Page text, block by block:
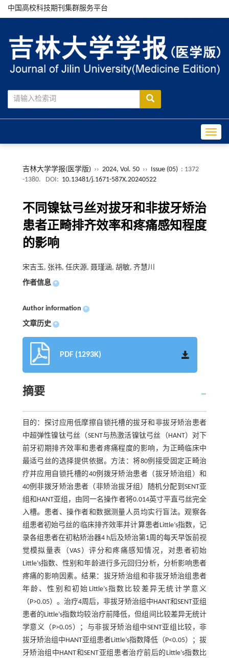
中国高校科技期刊集群服务平台
吉林大学学报(医学版) ›› 2024, Vol. 50 ›› Issue (05) : 1372
-1380.
DOI: 10.13481/j.1671-587X.20240522
不同镍钛弓丝对拔牙和非拔牙矫治
患者正畸排齐效率和疼痛感知程度
的影响
宋吉玉, 张祎, 任庆源, 聂瑾涵, 胡敏, 齐慧川
作者信息 +
Author information +
文章历史 +
PDF (1293K)
摘要
目的：探讨应用低摩擦自锁托槽的拔牙和非拔牙矫治患者
中超弹性镍钛弓丝（SENT与热激活镍钛弓丝（HANT）对下
前牙初期排齐效率和患者疼痛程度的影响，为正畸临床中
最适弓丝的选择提供依据。方法：将80例接受固定正畸治
疗并应用自锁托槽的40例拨牙矫治患者（拔牙矫治组）和
40例非拨牙矫治患者（非矫治拔牙组）随机分配到SENT亚
组和HANT亚组，由同一名操作者将0.014英寸平直弓丝完全
入槽。患者、操作者和数据测量人员均实行盲法。观察各
组患者初始弓丝的临床排齐效率并计算患者Little’s指数，记
录各组患者在初粘矫治器4 h后及矫治第1周的每天早饭前视
觉模拟量表（VAS）评分和疼痛感知情况，对患者初始
Little’s指数、性别和年龄进行多元回归分析，分析影响患者
疼痛的影响因素。结果：拔牙矫治组和非拔牙矫治组患者
年龄、性别和初始Little’s指数比较差异无统计学意义
（P>0.05）。治疗4周后，非拔牙矫治组中HANT和SENT亚组
患者的Little’s指数均较治疗前降低，但组间比较差异无统计
学意义（P>0.05）；与非拔牙矫治组中SENT亚组比较，非
拔牙矫治组中HANT亚组患者Little’s指数降低（P<0.05）；拔
牙矫治组中HANT和SENT亚组患者治疗前后的Little’s指数比